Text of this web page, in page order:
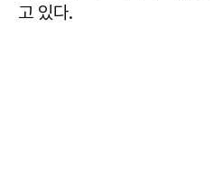
고 있다.